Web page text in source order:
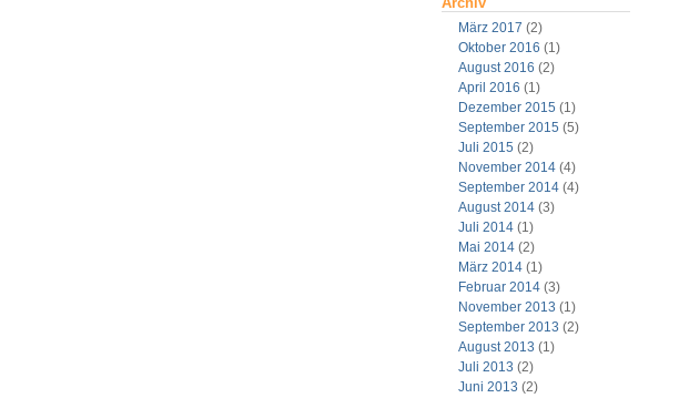
März 2017 (2)
Oktober 2016 (1)
August 2016 (2)
April 2016 (1)
Dezember 2015 (1)
September 2015 (5)
Juli 2015 (2)
November 2014(4)
September 2014(4)
August 2014(3)
Juli 2014(1)
Mai 2014(2)
März 2014(1)
Februar 2014(3)
November 2013 (1)
September 2013 (2)
August 2013 (1)
Juli 2013 (2)
Juni 2013 (2)